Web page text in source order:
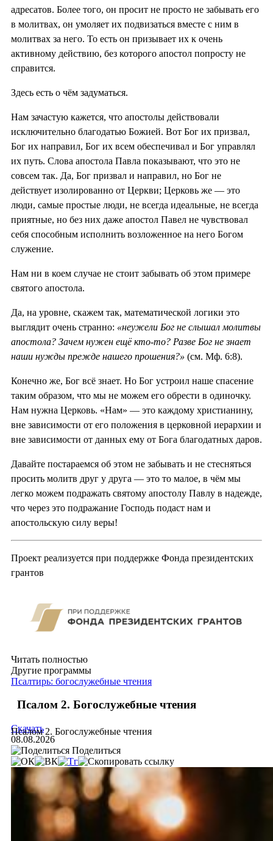
адресатов. Более того, он просит не просто не забывать его
в молитвах, он умоляет их подвизаться вместе с ним в
молитвах за него. То есть он призывает их к очень
активному действию, без которого апостол попросту не
справится.
Здесь есть о чём задуматься.
Нам зачастую кажется, что апостолы действовали
исключительно благодатью Божией. Вот Бог их призвал,
Бог их направил, Бог их всем обеспечивал и Бог управлял
их путь. Слова апостола Павла показывают, что это не
совсем так. Да, Бог призвал и направил, но Бог не
действует изолированно от Церкви; Церковь же — это
люди, самые простые люди, не всегда идеальные, не всегда
приятные, но без них даже апостол Павел не чувствовал
себя способным исполнить возложенное на него Богом
служение.
Нам ни в коем случае не стоит забывать об этом примере
святого апостола.
Да, на уровне, скажем так, математической логики это
выглядит очень странно: «неужели Бог не слышал молитвы
апостола? Зачем нужен ещё кто-то? Разве Бог не знает
наши нужды прежде нашего прошения?» (см. Мф. 6:8).
Конечно же, Бог всё знает. Но Бог устроил наше спасение
таким образом, что мы не можем его обрести в одиночку.
Нам нужна Церковь. «Нам» — это каждому христианину,
вне зависимости от его положения в церковной иерархии и
вне зависимости от данных ему от Бога благодатных даров.
Давайте постараемся об этом не забывать и не стесняться
просить молитв друг у друга — это то малое, в чём мы
легко можем подражать святому апостолу Павлу в надежде,
что через это подражание Господь подаст нам и
апостольскую силу веры!
Проект реализуется при поддержке Фонда президентских
грантов
Читать полностью
Другие программы
Псалтирь: богослужебные чтения
Псалом 2. Богослужебные чтения
Псалом 2. Богослужебные чтения
Скачать
08.08.2026
Поделиться